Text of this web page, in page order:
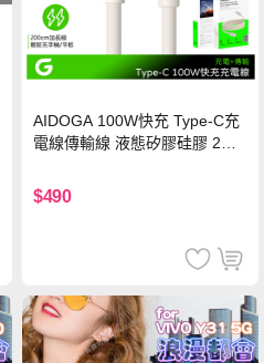
AIDOGA 100W快充 Type-C充
電線傳輸線 液態矽膠硅膠 2M
$490